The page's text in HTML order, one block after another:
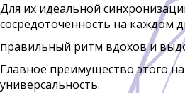
Для их идеальной
сосредоточенность на каждом
правильный ритм вдохов и
Главное преимущество этого
универсальность.